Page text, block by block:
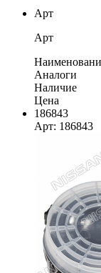
Арт
Арт
Аналоги
Наличие
Цена
186843
Арт: 186843